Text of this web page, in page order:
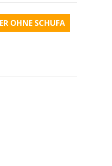
OHNE SCHUFA